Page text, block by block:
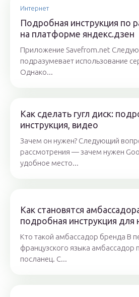
Интернет
Подробная инструкция по
на платформе яндекс.дзен
Приложение Savefrom.net
подразумевает использование
Однако...
Как сделать гугл диск:
инструкция, видео
Зачем он нужен? Следующий
рассмотрения — зачем нужен
удобное место...
Как становятся
подробная инструкция
Кто такой амбассадор бренда В
французского языка амбассадор
посланец. С...